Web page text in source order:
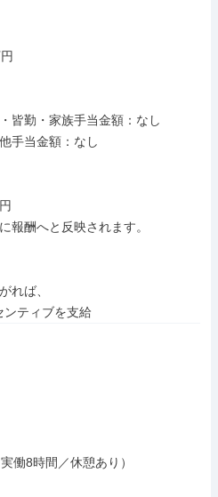
皆勤・家族手当金額：なし
手当金額：なし
報酬へと反映されます。
れば、
ティブを支給
働8時間／休憩あり）